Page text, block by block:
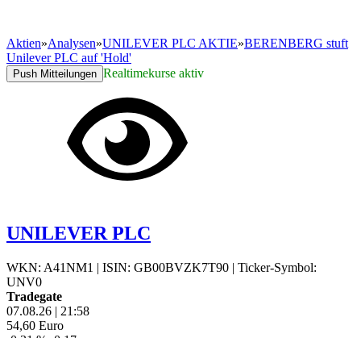
Aktien»Analysen»UNILEVER PLC AKTIE»BERENBERG stuft
Unilever PLC auf 'Hold'
Push Mitteilungen Realtimekurse aktiv
UNILEVER PLC
WKN: A41NM1 | ISIN: GB00BVZK7T90 | Ticker-Symbol:
UNV0
Tradegate
07.08.26 | 21:58
54,60 Euro